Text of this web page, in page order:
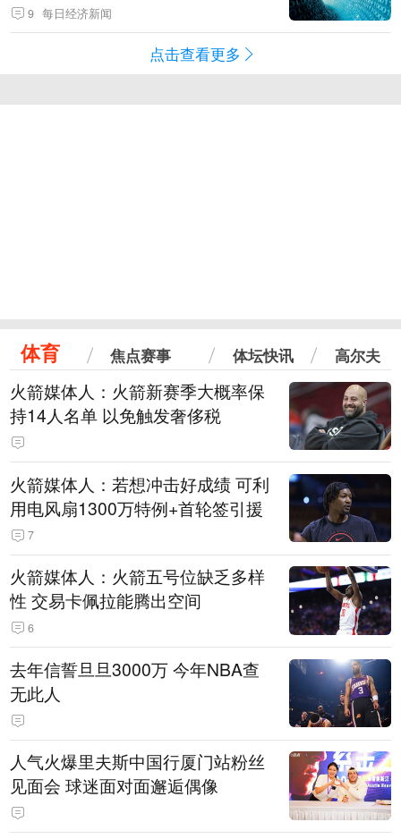
9 每日经济新闻
点击查看更多
体育 焦点赛事 体坛快讯 高尔夫
火箭媒体人：火箭新赛季大概率保
持14人名单 以免触发奢侈税
火箭媒体人：若想冲击好成绩 可利
用电风扇1300万特例+首轮签引援
7
火箭媒体人：火箭五号位缺乏多样
性 交易卡佩拉能腾出空间
6
去年信誓旦旦3000万 今年NBA查
无此人
人气火爆里夫斯中国行厦门站粉丝
见面会 球迷面对面邂逅偶像